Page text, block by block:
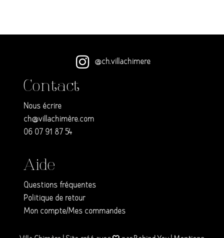
Aide
Questions fréquentes
Politique de retour
Mon compte/Mes commandes
Contact
Nous écrire
ch@villachimère.com
06 07 91 87 54
@ch.villachimere